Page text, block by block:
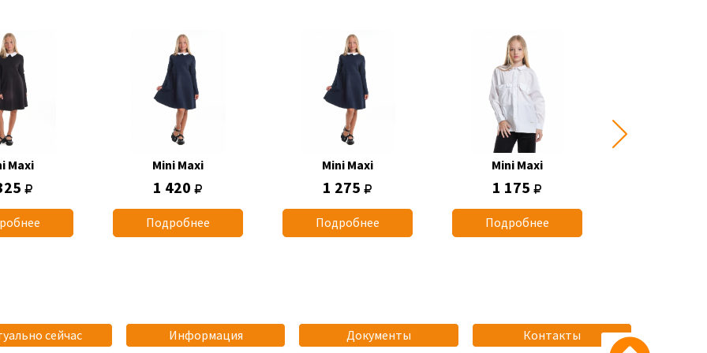
Maxi Mini Maxi
1 420
Подробнее
Mini Maxi
1 275
Подробнее
Mini Maxi
1 175
Подробнее
сейчас Информация Документы Контакты